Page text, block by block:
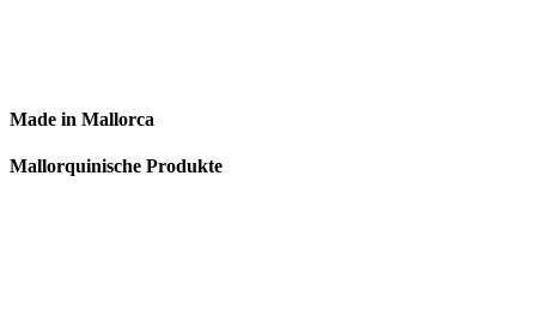
Made in Mallorca
Mallorquinische Produkte